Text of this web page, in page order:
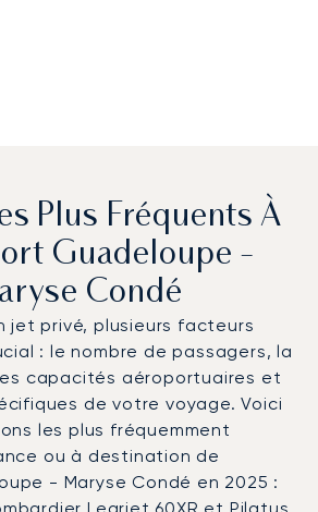
Plus Fréquents À
Guadeloupe -
Condé
jet privé, plusieurs facteurs
: le nombre de passagers, la
capacités aéroportuaires et
de votre voyage. Voici
les plus fréquemment
ou à destination de
- Maryse Condé en 2025 :
Learjet 60XR et Pilatus